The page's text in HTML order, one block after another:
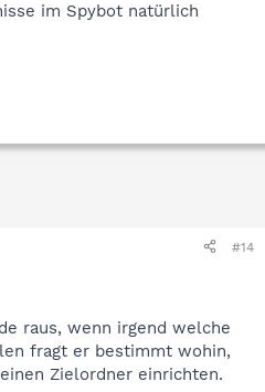
im Spybot natürlich
#14
raus, wenn irgend welche
fragt er bestimmt wohin,
Zielordner einrichten.